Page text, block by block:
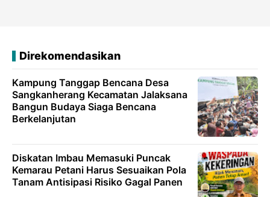
Direkomendasikan
Kampung Tanggap Bencana Desa
Sangkanherang Kecamatan Jalaksana
Bangun Budaya Siaga Bencana
Berkelanjutan
Diskatan Imbau Memasuki Puncak
Kemarau Petani Harus Sesuaikan Pola
Tanam Antisipasi Risiko Gagal Panen